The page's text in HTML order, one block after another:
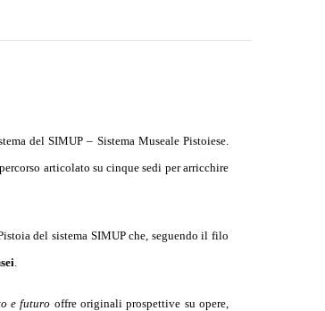
del SIMUP – Sistema Museale Pistoiese.
articolato su cinque sedi per arricchire
del sistema SIMUP che, seguendo il filo
.
e futuro offre originali prospettive su opere,